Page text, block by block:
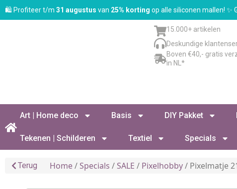
🛍️ Profiteer t/m 31 augustus van 25% korting op alle siliconen mallen! ✨
15.000+ artikelen
Deskundige
Boven €40,- gratis
in NL*
Art | Home deco Basis DIY Pakket
Tekenen | Schilderen Textiel Specials
Terug Home/Specials /SALE / Pixelhobby/ Pixelmatje